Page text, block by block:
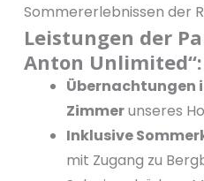
Sommererlebnissen der
Leistungen der
Anton Unlimited“:
Übernachtungen
Zimmerunseres
Inklusive
mit Zugang zu